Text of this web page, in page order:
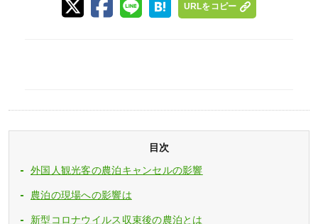
URLをコピー
目次
外国人観光客の農泊キャンセルの影響
農泊の現場への影響は
新型コロナウイルス収束後の農泊とは